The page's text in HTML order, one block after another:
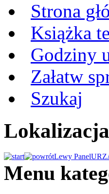
Strona
Książka
Godziny
Załatw
Szukaj
Lokalizacja
Lewy Panel
Menu